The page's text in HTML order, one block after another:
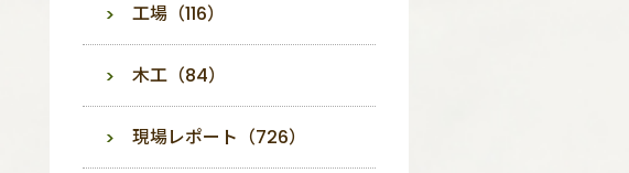
工場（116）
木工（84）
現場レポート（726）